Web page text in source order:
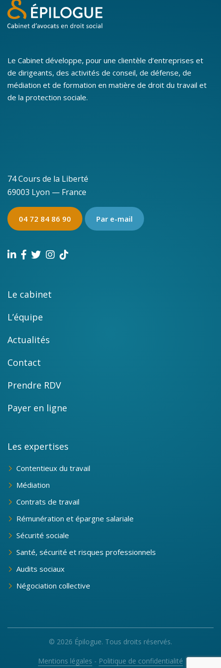
Le Cabinet développe, pour une clientèle d’entreprises et
de dirigeants, des activités de conseil, de défense, de
médiation et de formation en matière de droit du travail et
de la protection sociale.
74 Cours de la Liberté
69003 Lyon — France
04 72 84 86 90 Par e-mail
Le cabinet
L’équipe
Actualités
Contact
Prendre RDV
Payer en ligne
Les expertises
Contentieux du travail
Médiation
Contrats de travail
Rémunération et épargne salariale
Sécurité sociale
Santé, sécurité et risques professionnels
Audits sociaux
Négociation collective
© 2026 Épilogue. Tous droits réservés.
Mentions légales - Politique de confidentialité